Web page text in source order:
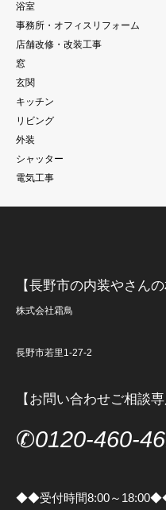
浴室
事務所・オフィスリフォーム
店舗改修・改装工事
窓
玄関
キッチン
リビング
外装
シャッター
電気工事
【長野市の内装やさんの
株式会社霜鳥
長野市若里1-27-2
【お問い合わせご相談
✆0120-460-
◆◆受付時間8:00～